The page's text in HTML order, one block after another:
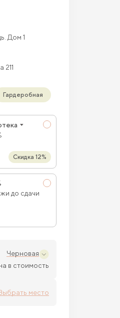
Дом 1
211
Гардеробная
Скидка 12%
до сдачи
Черновая
в стоимость
место